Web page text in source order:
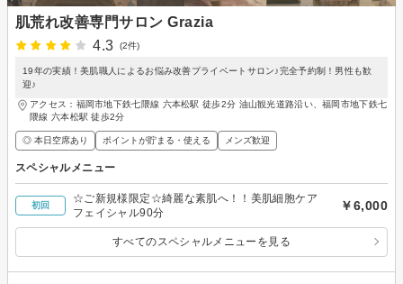
肌荒れ改善専門サロン Grazia
4.3
(2件)
19年の実績！美肌職人によるお悩み改善プライベートサロン♪完全予約制！男性も歓
迎♪
アクセス：福岡市地下鉄七隈線 六本松駅 徒歩2分 油山観光道路沿い、福岡市地下鉄七
隈線 六本松駅 徒歩2分
◎ 本日空席あり ポイントが貯まる・使える メンズ歓迎
スペシャルメニュー
初回
☆ご新規様限定☆綺麗な素肌へ！！美肌細胞ケア
フェイシャル90分
￥6,000
すべてのスペシャルメニューを見る